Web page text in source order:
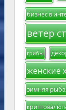
бизнес в
ветер
грибы
женские
зимняя